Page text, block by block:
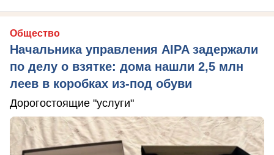
Общество
Начальника управления AIPA задержали
по делу о взятке: дома нашли 2,5 млн
леев в коробках из-под обуви
Дорогостоящие "услуги"